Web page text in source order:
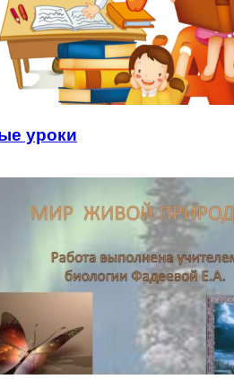
уроки